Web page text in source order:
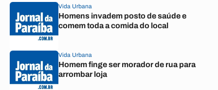
Vida Urbana
Homens invadem posto de saúde e
comem toda a comida do local
Vida Urbana
Homem finge ser morador de rua para
arrombar loja